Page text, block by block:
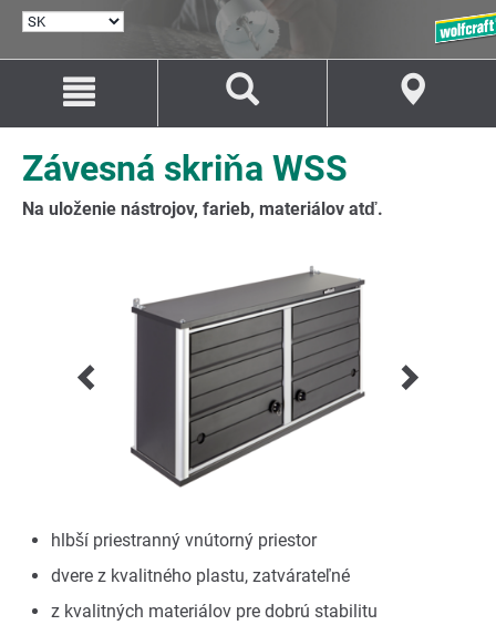
Obsah
Navigáciu
Závesná skriňa WSS
Na uloženie nástrojov, farieb, materiálov atď.
hlbší priestranný vnútorný priestor
dvere z kvalitného plastu, zatvárateľné
z kvalitných materiálov pre dobrú stabilitu